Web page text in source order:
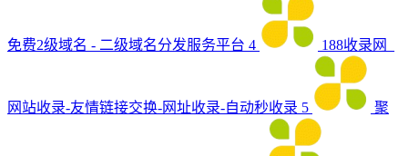
免费2级域名 - 二级域名分发服务平台 4 188收录网_
网站收录-友情链接交换-网址收录-自动秒收录 5 聚